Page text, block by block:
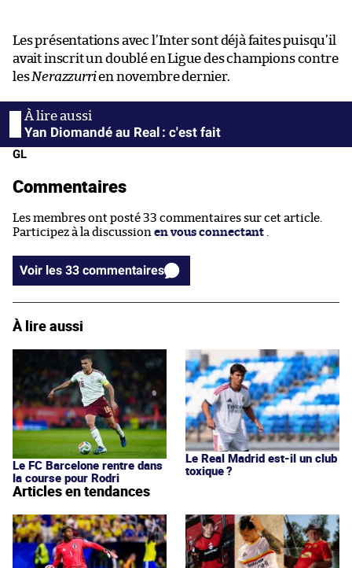
Les présentations avec l’Inter sont déjà faites puisqu’il
avait inscrit un doublé en Ligue des champions contre
lesNerazzurrien novembre dernier.
Yan Diomandé au Real : c'est fait
GL
Commentaires
Les membres ont posté 33 commentaires sur cet article.
Participez à la discussion en vous connectant
Voir les 33 commentaires
À lire aussi
Le FC Barcelone rentre dans
la course pour Rodri
Le Real Madrid est-il un club
toxique ?
Articles en tendances